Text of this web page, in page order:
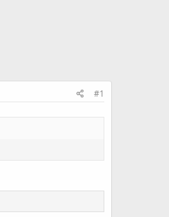
#1